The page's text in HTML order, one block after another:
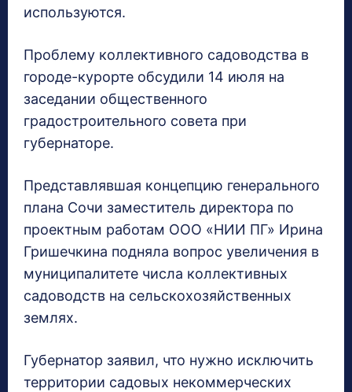
используются.
Проблему коллективного садоводства в
городе-курорте обсудили 14 июля на
заседании общественного
градостроительного совета при
губернаторе.
Представлявшая концепцию генерального
плана Сочи заместитель директора по
проектным работам ООО «НИИ ПГ» Ирина
Гришечкина подняла вопрос увеличения в
муниципалитете числа коллективных
садоводств на сельскохозяйственных
землях.
Губернатор заявил, что нужно исключить
территории садовых некоммерческих